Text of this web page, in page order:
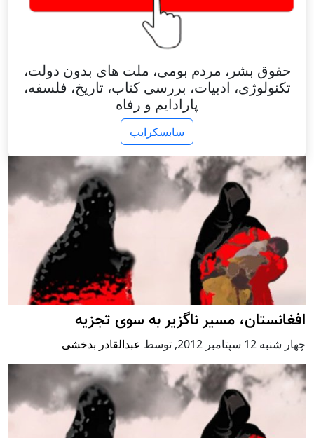
حقوق بشر، مردم بومی، ملت های بدون دولت،
تکنولوژی، ادبیات، بررسی کتاب، تاریخ، فلسفه،
پارادایم و رفاه
سابسکرایب
افغانستان، مسیر ناگزیر به سوی تجزیه
چهار شنبه 12 سپتامبر 2012 , توسط عبدالقادر بدخشی